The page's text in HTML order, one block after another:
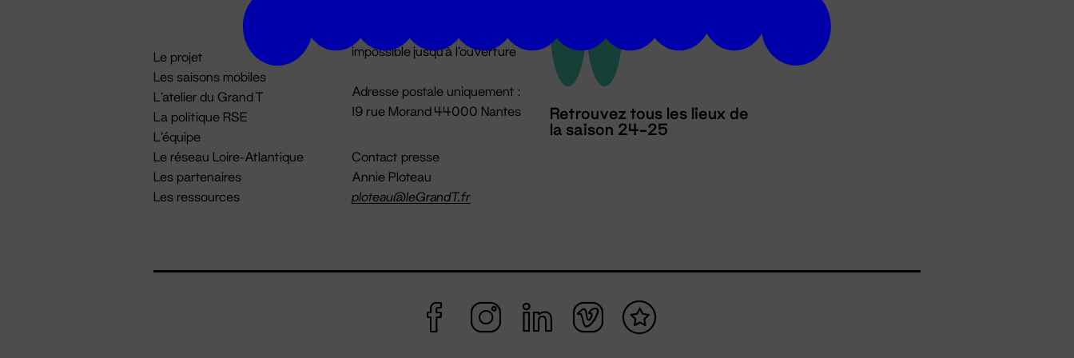
Le projet
Les saisons mobiles
L'atelier du Grand T
La politique RSE
L'équipe
Le réseau Loire-Atlantique
Les partenaires
Les ressources
impossible jusqu'à l'ouverture
Adresse postale uniquement :
19 rue Morand 44000 Nantes
Contact presse
Annie Ploteau
ploteau@leGrandT.fr
Retrouvez tous les lieux de
la saison 24-25